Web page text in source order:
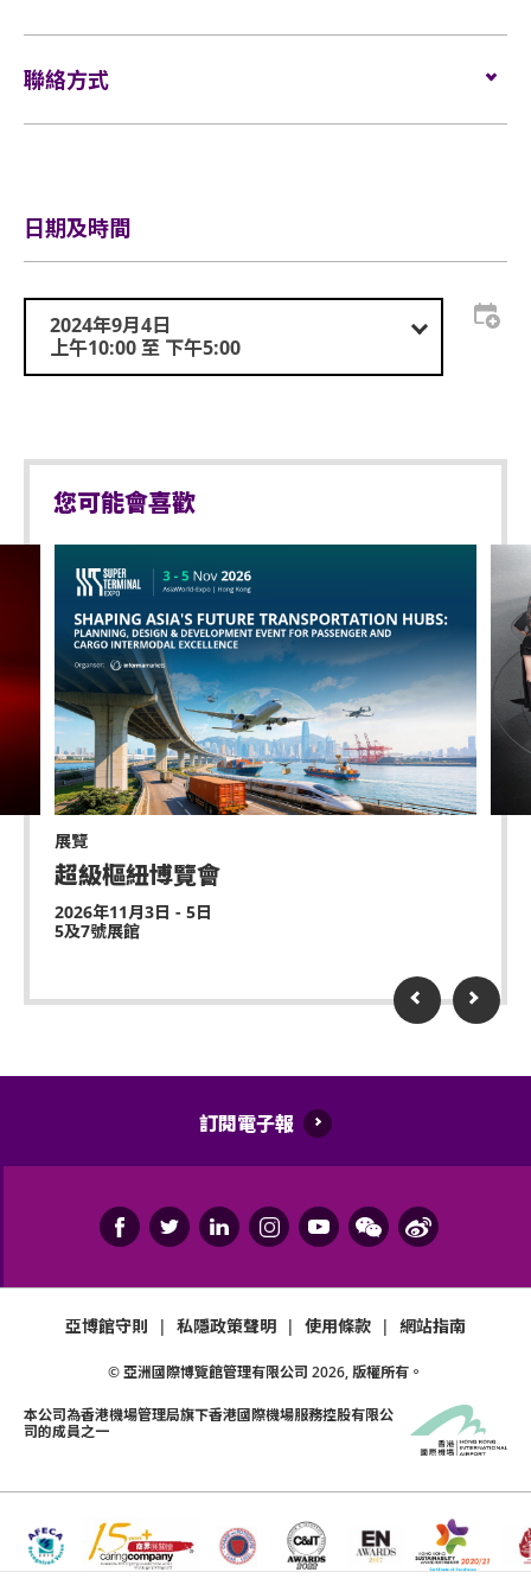
聯絡方式
日期及時間
2024年9月4日
上午10:00 至 下午5:00
您可能會喜歡
展覽
超級樞紐博覽會
2026年11月3日 - 5日
5及7號展館
訂閱電子報
亞博館守則 | 私隱政策聲明 | 使用條款 | 網站指南
© 亞洲國際博覽館管理有限公司 2026, 版權所有。
本公司為香港機場管理局旗下香港國際機場服務控股有限公
司的成員之一